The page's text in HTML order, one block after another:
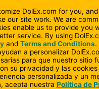
DolEx.com for you,
our site work. We are
enable us to provide you
service. By using
and Terms and Conditions.
a personalizar
para que nuestro sitio
su privacidad y las
personalizada y un
acepta nuestra Política de